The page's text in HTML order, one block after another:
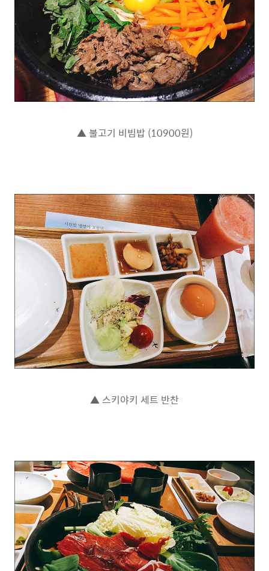
▲ 불고기 비빔밥 (10900원)
▲ 스키야키 세트 반찬